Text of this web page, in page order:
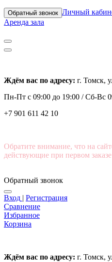
Обратный звонок Личный
Аренда зала
Ждём вас по адресу: г. Томск,
Пн-Пт с 09:00 до 19:00 /Сб-Вс
+7 901 611 42 10
Обратите внимание, что на
действующие при первом
Обратный звонок
Вход | Регистрация
Сравнение
Избранное
Корзина
Ждём вас по адресу: г. Томск,